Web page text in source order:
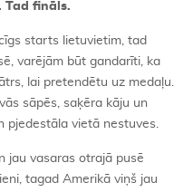
Tad fināls.
starts lietuvietim, tad
varējām būt gandarīti, ka
lai pretendētu uz medaļu.
sāpēs, saķēra kāju un
pjedestāla vietā nestuves.
jau vasaras otrajā pusē
tagad Amerikā viņš jau